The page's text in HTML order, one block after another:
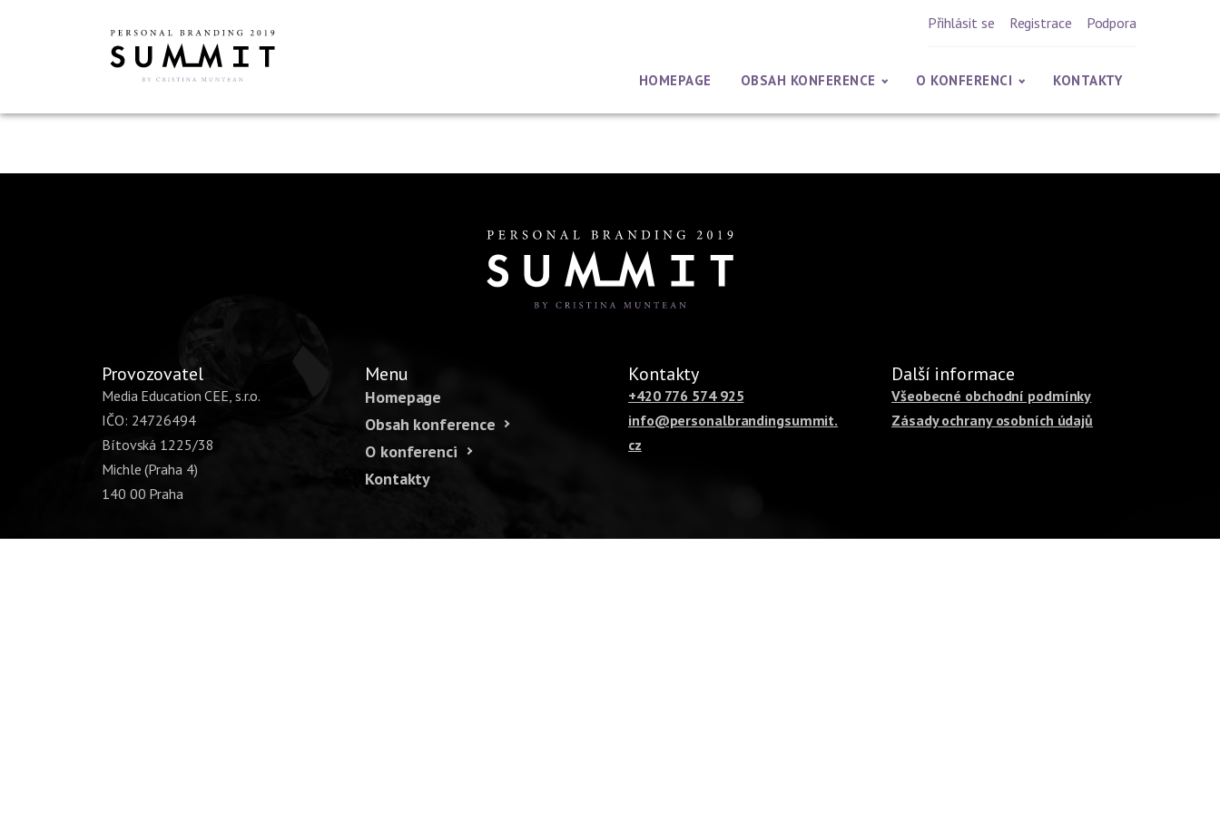
Přihlásit se Registrace Podpora
HOMEPAGE OBSAH KONFERENCE O KONFERENCI KONTAKTY
Provozovatel
Media Education CEE, s.r.o.
IČO: 24726494
Bítovská 1225/38
Michle (Praha 4)
140 00 Praha
Menu
Homepage
Obsah konference
O konferenci
Kontakty
Kontakty
+420 776 574 925
info@personalbrandingsummit.
cz
Další informace
Všeobecné obchodní podmínky
Zásady ochrany osobních údajů